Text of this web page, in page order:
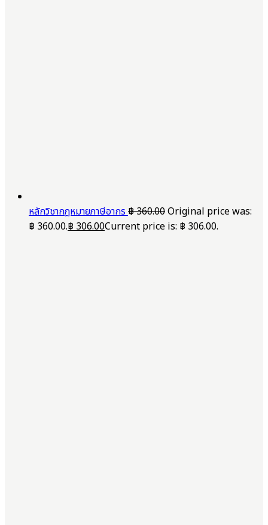
หลักวิชากฎหมายภาษีอากร฿360.00Original price was:
฿ 360.00.฿306.00Current price is: ฿ 306.00.